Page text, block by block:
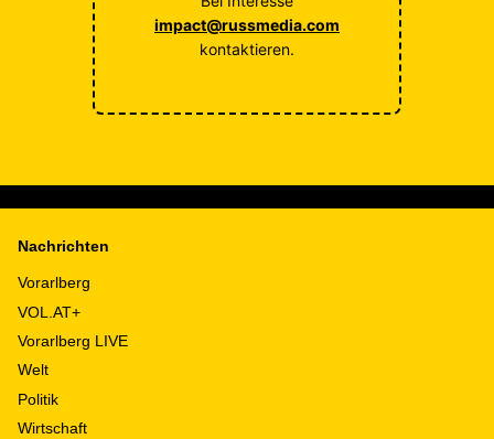
impact@russmedia.com
kontaktieren.
Nachrichten
Vorarlberg
VOL.AT+
Vorarlberg LIVE
Welt
Politik
Wirtschaft